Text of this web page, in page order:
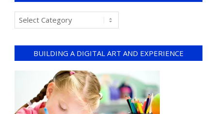
BUILDING A DIGITAL ART AND EXPERIENCE